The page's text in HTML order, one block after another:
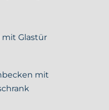
mit Glastür
mit